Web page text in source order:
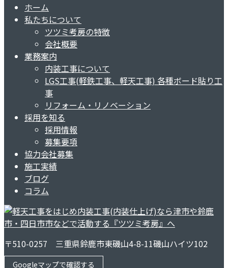
ホーム
私たちについて
ツツミ考房の特徴
会社概要
業務案内
内装工事について
LGS工事(軽鉄工事、軽天工事) 各種ボード貼り工
事
リフォーム・リノベーション
採用を知る
採用情報
募集要項
協力会社募集
施工実績
ブログ
コラム
〒510-0257 三重県鈴鹿市東磯山4-8-11磯山ハイツ102
Googleマップで確認する